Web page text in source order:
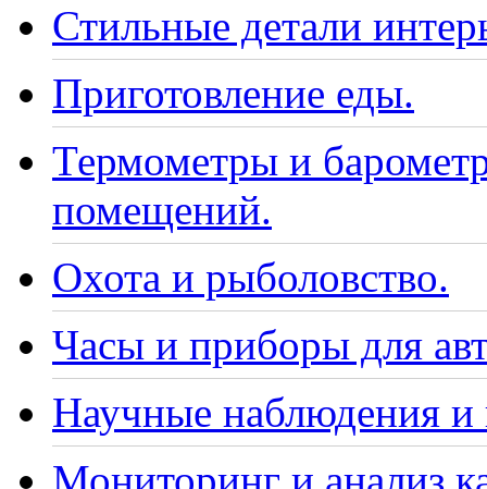
Стильные детали
Приготовление еды.
Термометры и
помещений.
Охота и рыболовство.
Часы и приборы для
Научные наблюдения и
Мониторинг и анализ